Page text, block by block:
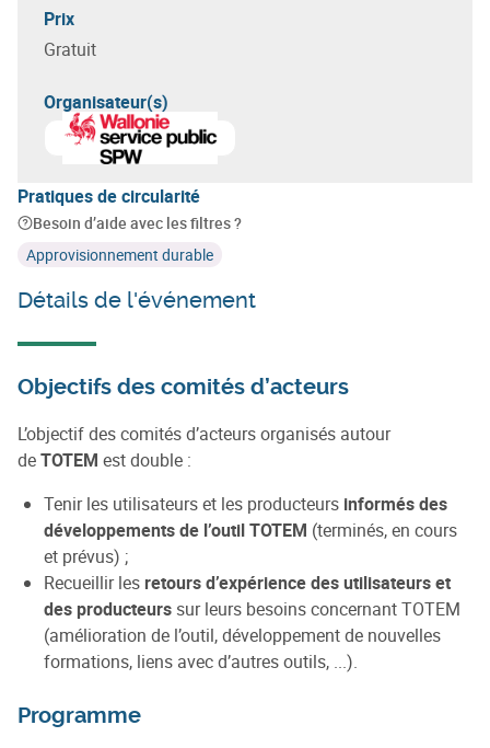
Prix
Gratuit
Organisateur(s)
Pratiques de circularité
Besoin d’aide avec les filtres ?
Approvisionnement durable
Détails de l'événement
Objectifs des comités d’acteurs
L’objectif des comités d’acteurs organisés autour
deTOTEM est double :
Tenir les utilisateurs et les producteurs informés des
développements de l’outil TOTEM (terminés, en cours
et prévus) ;
Recueillir les retours d’expérience des utilisateurs et
des producteurs sur leurs besoins concernant TOTEM
(amélioration de l’outil, développement de nouvelles
formations, liens avec d’autres outils, ...).
Programme